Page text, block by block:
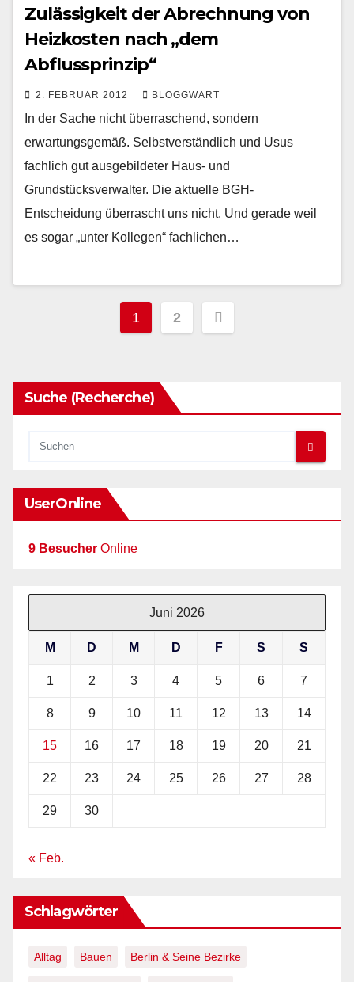
Zulässigkeit der Abrechnung von
Heizkosten nach „dem
Abflussprinzip“
2. FEBRUAR 2012 BLOGGWART
In der Sache nicht überraschend, sondern
erwartungsgemäß. Selbstverständlich und Usus
fachlich gut ausgebildeter Haus- und
Grundstücksverwalter. Die aktuelle BGH-
Entscheidung überrascht uns nicht. Und gerade weil
es sogar „unter Kollegen“ fachlichen…
Beiträge
1 2
Suche (Recherche)
UserOnline
9 Besucher Online
Juni 2026
M D M D F S S
1 2 3 4 5 6 7
8 9 10 11 12 13 14
15 16 17 18 19 20 21
22 23 24 25 26 27 28
29 30
« Feb.
Schlagwörter
Alltag Bauen Berlin & Seine Bezirke